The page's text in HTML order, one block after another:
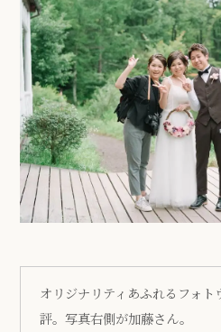
オリジナリティあふれるフォ
評。写真右側が加藤さん。